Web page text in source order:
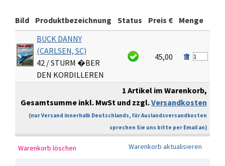
Bild Produktbezeichnung Status Preis € Menge
BUCK DANNY
(CARLSEN, SC)
42 / STURM �BER
DEN KORDILLEREN
45,00
1 Artikel im Warenkorb,
Gesamtsumme inkl. MwSt und zzgl.Versandkosten
(nur Versand innerhalb Deutschlands, für Auslandsversandkosten
sprechen Sie uns bitte per Email an)